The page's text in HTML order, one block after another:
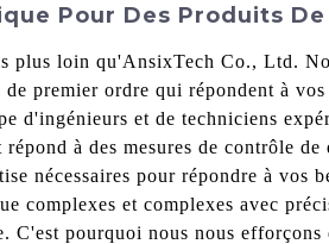
Pour Des Produits
plus loin qu'AnsixTech Co., Ltd.
premier ordre qui répondent à
et de techniciens
à des mesures de contrôle
nécessaires pour répondre à vos
complexes et complexes avec
pourquoi nous nous efforçons